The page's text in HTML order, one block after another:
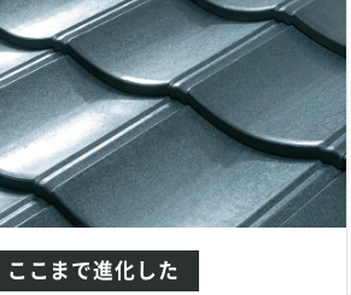
こまで進化した